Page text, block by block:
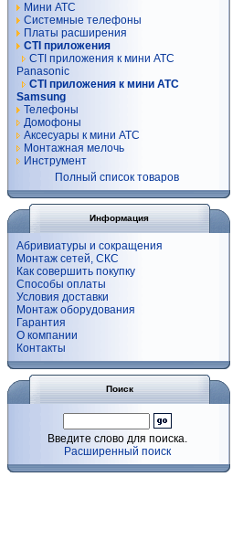
Мини АТС
Системные телефоны
Платы расширения
CTI приложения
CTI приложения к мини АТС
Panasonic
CTI приложения к мини АТС
Samsung
Телефоны
Домофоны
Аксесуары к мини АТС
Монтажная мелочь
Инструмент
Полный список товаров
Информация
Абривиатуры и сокращения
Монтаж сетей, СКС
Как совершить покупку
Способы оплаты
Условия доставки
Монтаж оборудования
Гарантия
О компании
Контакты
Поиск
Введите слово для поиска.
Расширенный поиск